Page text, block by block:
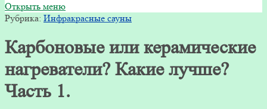
Открыть меню
Рубрика: Инфракрасные сауны
Карбоновые или керамические
нагреватели? Какие лучше?
Часть 1.